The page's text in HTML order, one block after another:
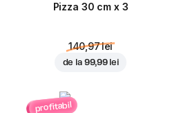
Pizza 30 cm x 3
140,97 lei
de la 99,99 lei
profitabil